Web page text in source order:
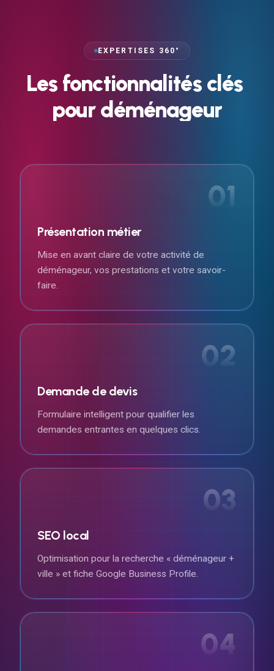
EXPERTISES 360°
Les fonctionnalités clés
pour déménageur
01
Présentation métier
Mise en avant claire de votre activité de
déménageur, vos prestations et votre savoir-
faire.
02
Demande de devis
Formulaire intelligent pour qualifier les
demandes entrantes en quelques clics.
03
SEO local
Optimisation pour la recherche « déménageur +
ville » et fiche Google Business Profile.
04